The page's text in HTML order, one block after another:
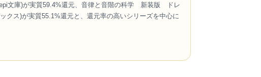
文庫)が実質59.4%還元、音律と音階の科学 新装版 ドレ
クス)が実質55.1%還元と、還元率の高いシリーズを中心に